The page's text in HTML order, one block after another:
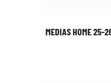
MEDIAS HOME 25-